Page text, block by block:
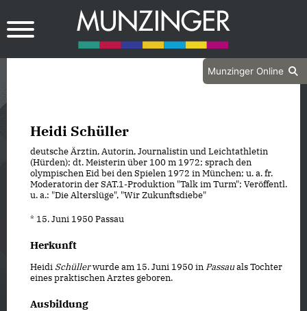
Munzinger Online
Heidi Schüller
deutsche Ärztin, Autorin, Journalistin und Leichtathletin
(Hürden); dt. Meisterin über 100 m 1972; sprach den
olympischen Eid bei den Spielen 1972 in München; u. a. fr.
Moderatorin der SAT.1-Produktion "Talk im Turm"; Veröffentl.
u. a.: "Die Alterslüge", "Wir Zukunftsdiebe"
* 15. Juni 1950 Passau
Herkunft
HeidiSchüllerwurde am 15. Juni 1950 inPassauals Tochter
eines praktischen Arztes geboren.
Ausbildung